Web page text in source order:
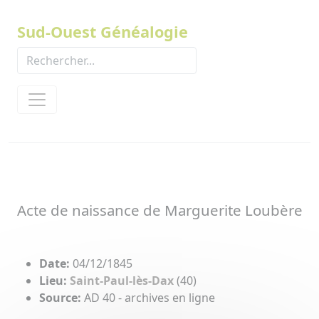
Sud-Ouest Généalogie
Acte de naissance de Marguerite Loubère
Date: 04/12/1845
Lieu: Saint-Paul-lès-Dax(40)
Source: AD 40 - archives en ligne